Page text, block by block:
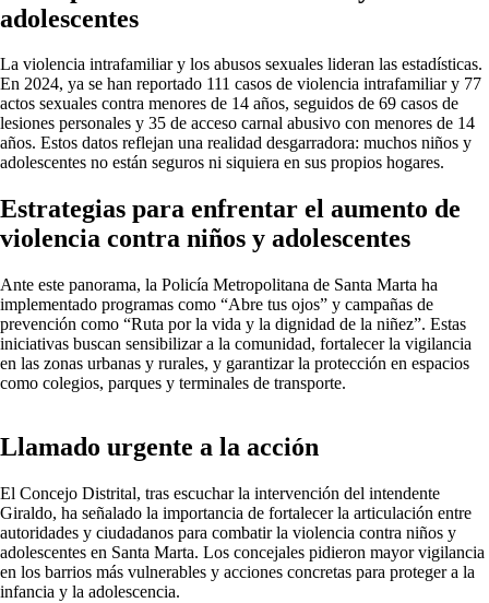
adolescentes
La violencia intrafamiliar y los abusos sexuales lideran las estadísticas.
En 2024, ya se han reportado 111 casos de violencia intrafamiliar y 77
actos sexuales contra menores de 14 años, seguidos de 69 casos de
lesiones personales y 35 de acceso carnal abusivo con menores de 14
años. Estos datos reflejan una realidad desgarradora: muchos niños y
adolescentes no están seguros ni siquiera en sus propios hogares.
Estrategias para enfrentar el aumento de
violencia contra niños y adolescentes
Ante este panorama, la Policía Metropolitana de Santa Marta ha
implementado programas como “Abre tus ojos” y campañas de
prevención como “Ruta por la vida y la dignidad de la niñez”. Estas
iniciativas buscan sensibilizar a la comunidad, fortalecer la vigilancia
en las zonas urbanas y rurales, y garantizar la protección en espacios
como colegios, parques y terminales de transporte.
Llamado urgente a la acción
El Concejo Distrital, tras escuchar la intervención del intendente
Giraldo, ha señalado la importancia de fortalecer la articulación entre
autoridades y ciudadanos para combatir la violencia contra niños y
adolescentes en Santa Marta. Los concejales pidieron mayor vigilancia
en los barrios más vulnerables y acciones concretas para proteger a la
infancia y la adolescencia.